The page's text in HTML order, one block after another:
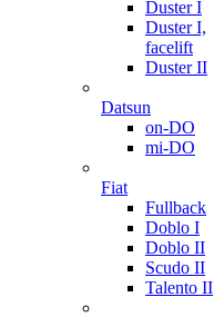
Duster I
Duster I,
facelift
Duster II
Datsun
on-DO
mi-DO
Fiat
Fullback
Doblo I
Doblo II
Scudo II
Talento II